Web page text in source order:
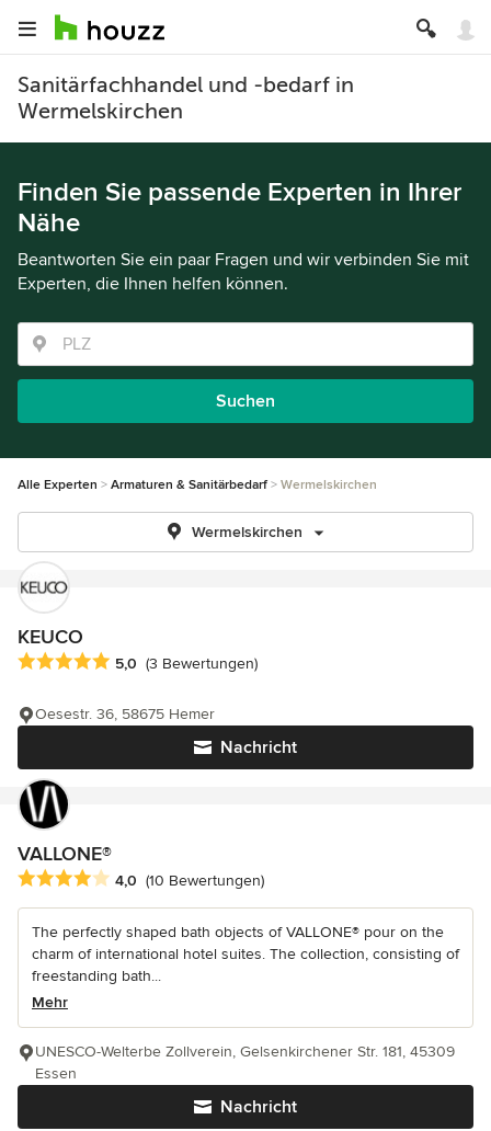
Sanitärfachhandel und -bedarf in
Wermelskirchen
Finden Sie passende Experten in Ihrer
Nähe
Beantworten Sie ein paar Fragen und wir verbinden Sie mit
Experten, die Ihnen helfen können.
Suchen
Alle Experten Armaturen & Sanitärbedarf Wermelskirchen
Wermelskirchen
KEUCO
Durchschnittliche Bewertung: 5 von 5 Sternen
5,0 (3 Bewertungen)
Nachricht
Oesestr. 36, 58675 Hemer
VALLONE®
Durchschnittliche Bewertung: 4 von 5 Sternen
4,0 (10 Bewertungen)
The perfectly shaped bath objects of VALLONE® pour on the
charm of international hotel suites. The collection, consisting of
freestanding bath...
Mehr
Nachricht
UNESCO-Welterbe Zollverein, Gelsenkirchener Str. 181, 45309
Essen